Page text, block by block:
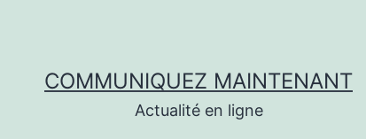
COMMUNIQUEZ MAINTENANT
Actualité en ligne